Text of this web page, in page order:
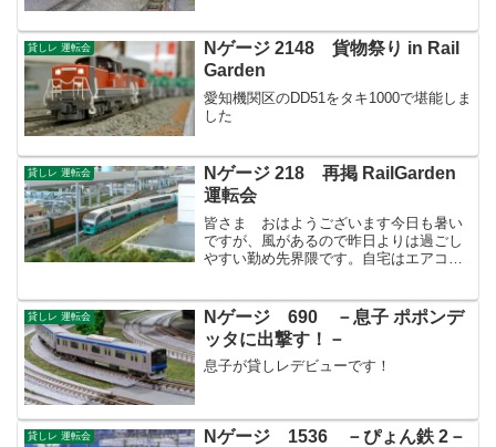
貸しレ 運転会
Nゲージ 2148 貨物祭り in Rail
Garden
愛知機関区のDD51をタキ1000で堪能しま
した
貸しレ 運転会
Nゲージ 218 再掲 RailGarden
運転会
皆さま おはようございます今日も暑い
ですが、風があるので昨日よりは過ごし
やすい勤め先界隈です。自宅はエアコン
で爆睡し、隣のおばちゃんにご迷惑お掛
けしてしまいました。...
貸しレ 運転会
Nゲージ 690 －息子 ポポンデ
ッタに出撃す！－
息子が貸しレデビューです！
貸しレ 運転会 Nゲージ 1536 －ぴょん鉄 2－